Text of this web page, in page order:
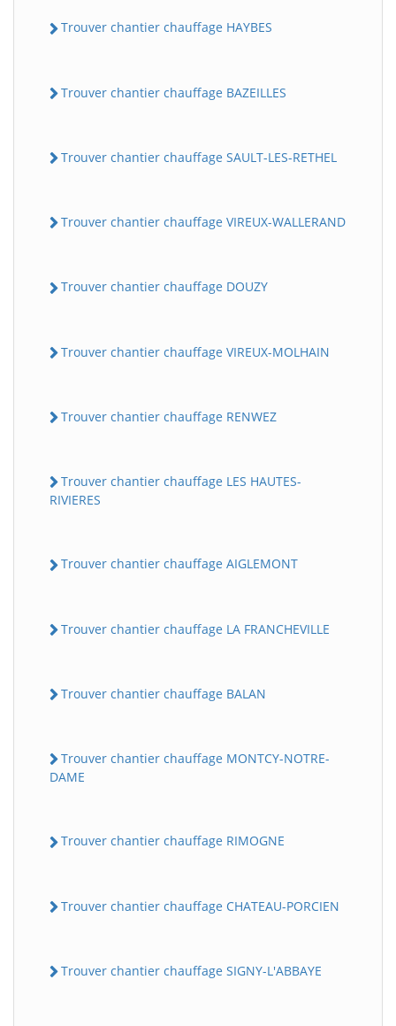
Trouver chantier chauffage HAYBES
Trouver chantier chauffage BAZEILLES
Trouver chantier chauffage SAULT-LES-RETHEL
Trouver chantier chauffage VIREUX-WALLERAND
Trouver chantier chauffage DOUZY
Trouver chantier chauffage VIREUX-MOLHAIN
Trouver chantier chauffage RENWEZ
Trouver chantier chauffage LES HAUTES-
RIVIERES
Trouver chantier chauffage AIGLEMONT
Trouver chantier chauffage LA FRANCHEVILLE
Trouver chantier chauffage BALAN
Trouver chantier chauffage MONTCY-NOTRE-
DAME
Trouver chantier chauffage RIMOGNE
Trouver chantier chauffage CHATEAU-PORCIEN
Trouver chantier chauffage SIGNY-L'ABBAYE